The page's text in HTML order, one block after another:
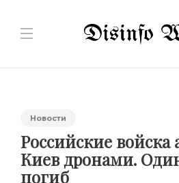
Новости
Российские войска
Киев дронами.
погиб